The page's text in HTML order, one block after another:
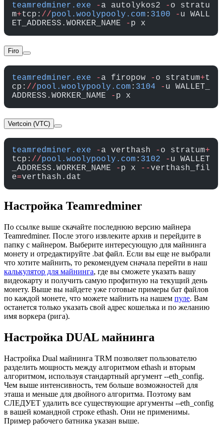
teamredminer.exe - a autolykos2 - o stratu
m+tcp: //pool.woolypooly.com : 3100 - u WALL
ET_ADDRESS.WORKER_NAME
- p x
Firo
teamredminer.exe - a firopow - o stratum+t
cp: //pool.woolypooly.com : 3104 - u WALLET_
ADDRESS.WORKER_NAME
- p x
Vertcoin (VTC)
teamredminer.exe - a verthash - o stratum+
tcp: //pool.woolypooly.com : 3102 - u WALLET
_ADDRESS.WORKER_NAME
- p x --verthash_fil
e=verthash.dat
Настройка Teamredminer
По ссылке выше скачайте последнюю версию майнера
Teamredminer. После этого извлеките архив и перейдите в
папку с майнером. Выберите интересующую для майнинга
монету и отредактируйте .bat файл. Если вы еще не выбрали
что хотите майнить, то рекомендуем сначала перейти в наш
калькулятор для майнинга, где вы сможете указать вашу
видеокарту и получить самую профитную на текущий день
монету. Выше вы найдете уже готовые примеры бат файлов
по каждой монете, что можете майнить на нашем пуле. Вам
останется только указать свой адрес кошелька и по желанию
имя воркера (рига).
Настройка DUAL майнинга
Настройка Dual майнинга TRM позволяет пользователю
разделить мощность между алгоритмом ethash и вторым
алгоритмом, используя стандартный аргумент --eth_config.
Чем выше интенсивность, тем больше возможностей для
эташа и меньше для двойного алгоритма. Поэтому вам
СЛЕДУЕТ удалить все существующие аргументы --eth_config
в вашей командной строке ethash. Они не применимы.
Пример рабочего батника указан выше.